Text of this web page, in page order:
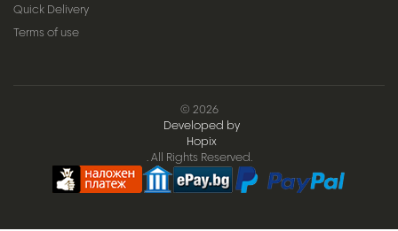
Quick Delivery
Terms of use
© 2026
Developed by
Hopix
. All Rights Reserved.